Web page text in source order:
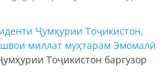
Ҷумҳурии Тоҷикистон,
миллат муҳтарам Эмомалӣ
Тоҷикистон баргузор